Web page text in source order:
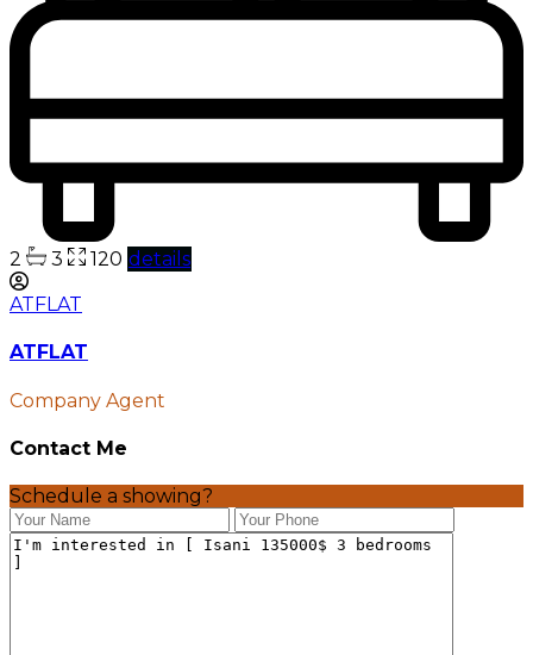
2 3 120 details
ATFLAT
ATFLAT
Company Agent
Contact Me
Schedule a showing?